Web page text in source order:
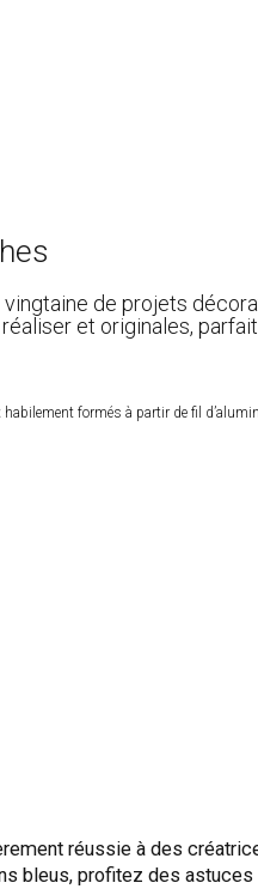
de projets
et originales,
formés à partir de fil
réussie à des
bleus, profitez des